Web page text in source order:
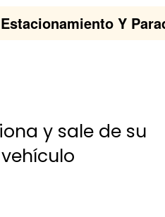
Y
y sale de su
vehículo